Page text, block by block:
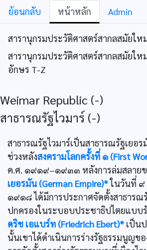
ย้อนกลับ หน้าหลัก Admin
สารานุกรมประวัติศาสตร์สากลสมัยให
สารานุกรมประวัติศาสตร์สากลสมัยให
อักษร T-Z
Weimar Republic (-)
สาธารณรัฐไวมาร์ (-)
สาธารณรัฐไวมาร์เป็นสาธารณรัฐเยอ
ช่วงหลังสงครามโลกครั้งที่ ๑ (First
ค.ศ. ๑๙๑๙–๑๙๓๓ หลังการล่มสลาย
เยอรมัน (German Empire)*ในวันที่ ๙
๑๙๑๘ ได้มีการประกาศจัดตั้งสาธารณ
ปกครองในระบอบประชาธิปไตยแบบ
ดริช เอแบร์ท (Friedrich Ebert)* เป็น
นั้นเขาได้ดำเนินการร่างรัฐธรรมนูญข